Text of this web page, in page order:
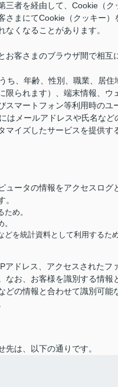
者を経由して、Cookie（
まにてCookie（クッキー
くなることがあります。
客さまのブラウザ間で相
、年齢、性別、職業、居
限られます）、端末情報、
マートフォン等利用時の
メールアドレスや氏名など
イズしたサービスを提供
ータの情報をアクセスログ
め。
を統計資料として利用するため
ドレス、アクセスされたフ
お、お客様を識別する情
の情報と合わせて識別可能
は、以下の通りです。